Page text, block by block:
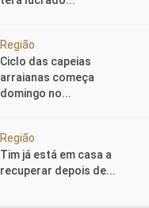
Região
Ciclo das capeias
arraianas começa
domingo no...
Região
Tim já está em casa a
recuperar depois de...